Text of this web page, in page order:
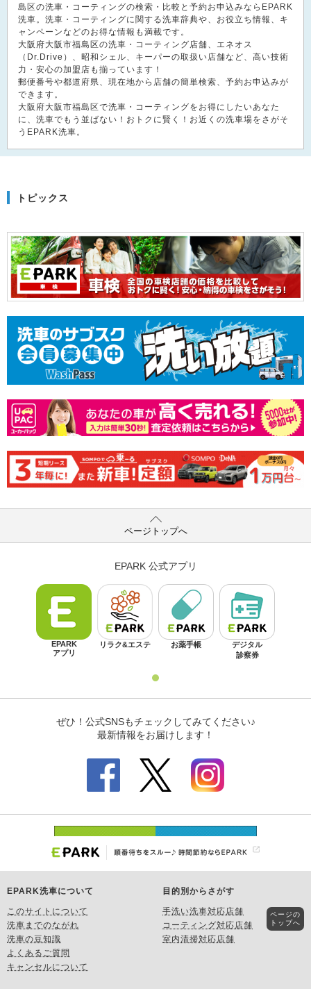
島区の洗車・コーティングの検索・比較と予約お申込みならEPARK
洗車。洗車・コーティングに関する洗車辞典や、お役立ち情報、キ
ャンペーンなどのお得な情報も満載です。
大阪府大阪市福島区の洗車・コーティング店舗、エネオス
（Dr.Drive）、昭和シェル、キーパーの取扱い店舗など、高い技術
力・安心の加盟店も揃っています！
郵便番号や都道府県、現在地から店舗の簡単検索、予約お申込みが
できます。
大阪府大阪市福島区で洗車・コーティングをお得にしたいあなた
に、洗車でもう並ばない！おトクに賢く！お近くの洗車場をさがそ
うEPARK洗車。
トピックス
ページトップへ
EPARK洗車について
このサイトについて
洗車までのながれ
洗車の豆知識
よくあるご質問
キャンセルについて
目的別からさがす
手洗い洗車対応店舗
コーティング対応店舗
室内清掃対応店舗
ページの
トップへ